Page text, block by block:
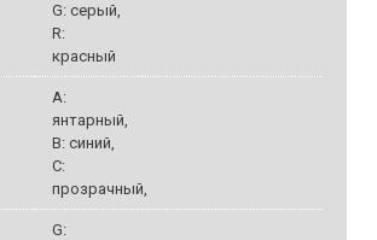
G: серый,
R:
красный
A:
янтарный,
B: синий,
C:
прозрачный,
G: